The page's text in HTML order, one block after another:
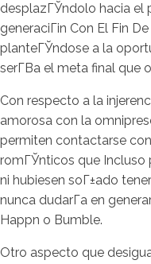
desplazГЎndolo hacia el
generaciГіn Con El Fin
planteГЎndose a la
serГ­В­a el meta final que
Con respecto a la
amorosa con la
permiten contactarse
romГЎnticos que Incluso
ni hubiesen soГ±ado
nunca dudarГ­a en
Happn o Bumble.
Otro aspecto que